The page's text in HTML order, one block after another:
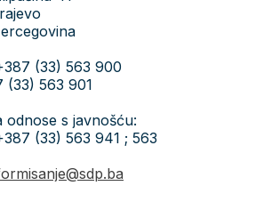
(33) 563 900
(33) 563 901
odnose s javnošću:
(33) 563 941 ; 563